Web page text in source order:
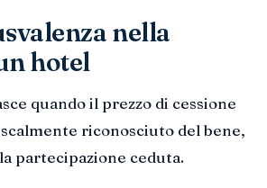
nella
hotel
quando il prezzo di cessione
riconosciuto del bene,
partecipazione ceduta.